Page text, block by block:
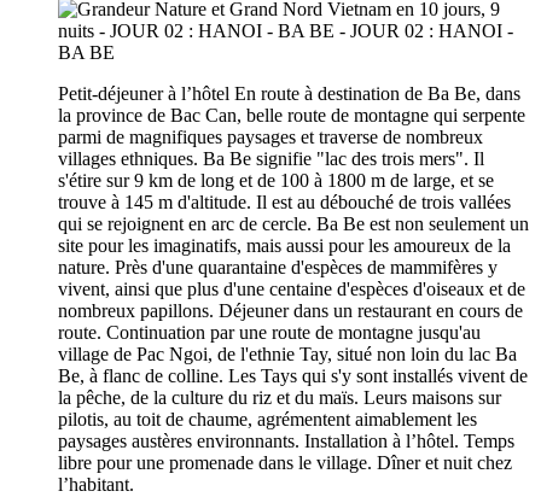
Petit-déjeuner à l’hôtel En route à destination de Ba Be, dans
la province de Bac Can, belle route de montagne qui serpente
parmi de magnifiques paysages et traverse de nombreux
villages ethniques. Ba Be signifie "lac des trois mers". Il
s'étire sur 9 km de long et de 100 à 1800 m de large, et se
trouve à 145 m d'altitude. Il est au débouché de trois vallées
qui se rejoignent en arc de cercle. Ba Be est non seulement un
site pour les imaginatifs, mais aussi pour les amoureux de la
nature. Près d'une quarantaine d'espèces de mammifères y
vivent, ainsi que plus d'une centaine d'espèces d'oiseaux et de
nombreux papillons. Déjeuner dans un restaurant en cours de
route. Continuation par une route de montagne jusqu'au
village de Pac Ngoi, de l'ethnie Tay, situé non loin du lac Ba
Be, à flanc de colline. Les Tays qui s'y sont installés vivent de
la pêche, de la culture du riz et du maïs. Leurs maisons sur
pilotis, au toit de chaume, agrémentent aimablement les
paysages austères environnants. Installation à l’hôtel. Temps
libre pour une promenade dans le village. Dîner et nuit chez
l’habitant.